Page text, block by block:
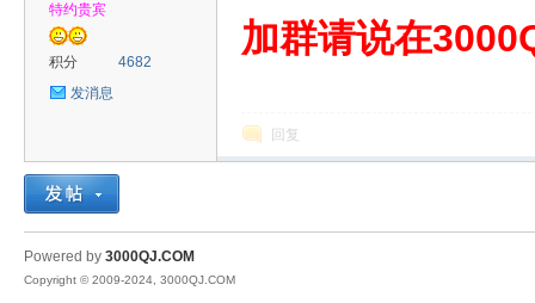
QJ
特约贵宾
积分
4682
发消息
加群请说在
回复
Powered by 3000QJ.COM
Copyright © 2009-2024, 3000QJ.COM